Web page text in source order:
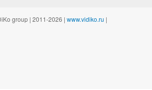
group | 2011-2026 | www.vidiko.ru |